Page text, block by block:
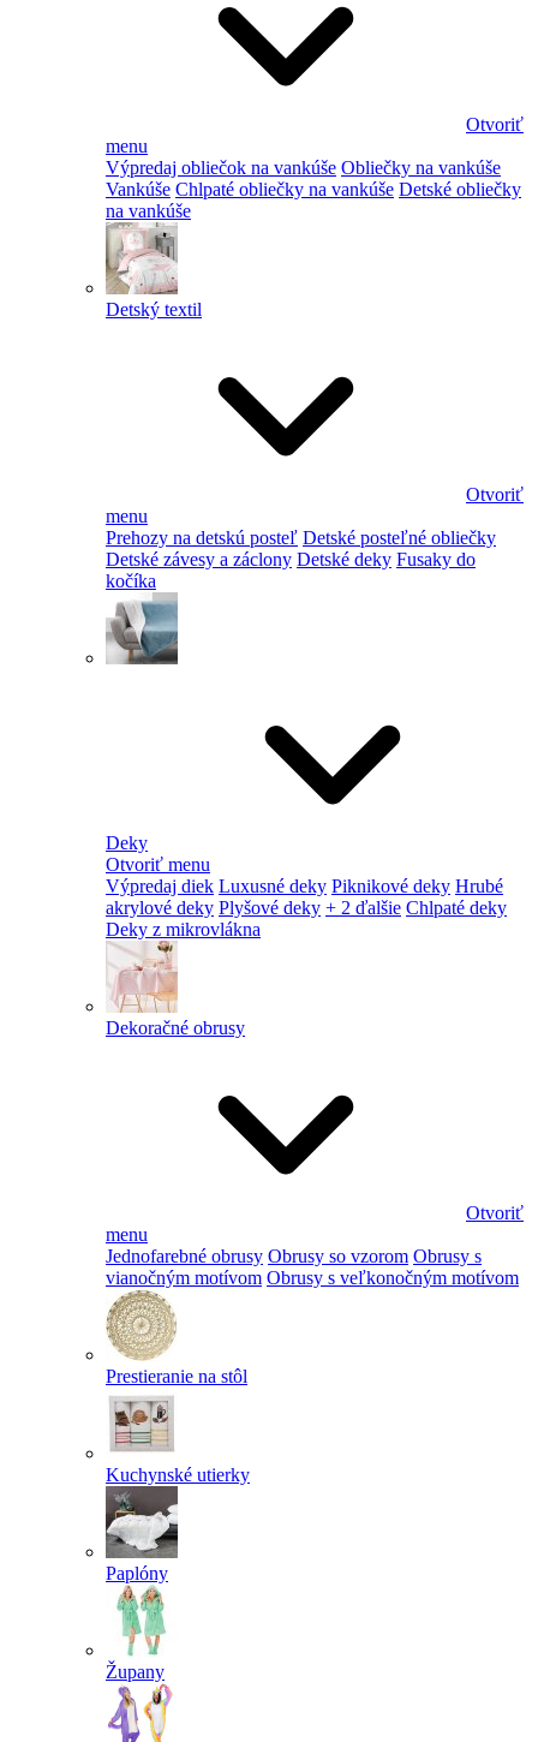
Otvoriť
menu
Výpredaj obliečok na vankúše Obliečky na vankúše
Vankúše Chlpaté obliečky na vankúše Detské obliečky
na vankúše
Detský textil
Otvoriť
menu
Prehozy na detskú posteľ Detské posteľné obliečky
Detské závesy a záclony Detské deky Fusaky do
kočíka
Deky
Otvoriť menu
Výpredaj diek Luxusné deky Piknikové deky Hrubé
akrylové deky Plyšové deky + 2 ďalšie Chlpaté deky
Deky z mikrovlákna
Dekoračné obrusy
Otvoriť
menu
Jednofarebné obrusy Obrusy so vzorom Obrusy s
vianočným motívom Obrusy s veľkonočným motívom
Prestieranie na stôl
Kuchynské utierky
Paplóny
Župany